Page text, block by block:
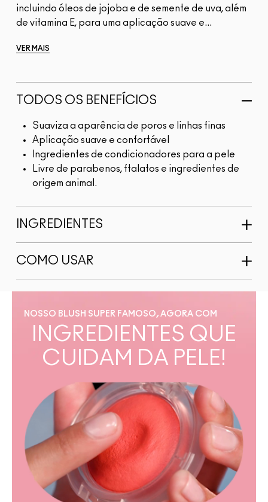
incluindo óleos de jojoba e de semente de uva, além
de vitamina E, para uma aplicação suave e...
VER MAIS
TODOS OS BENEFÍCIOS
Suaviza a aparência de poros e linhas finas
Aplicação suave e confortável
Ingredientes de condicionadores para a pele
Livre de parabenos, ftalatos e ingredientes de
origem animal.
INGREDIENTES
COMO USAR
NOSSO BLUSH SUPER FAMOSO, AGORA COM
INGREDIENTES QUE
CUIDAM DA PELE!